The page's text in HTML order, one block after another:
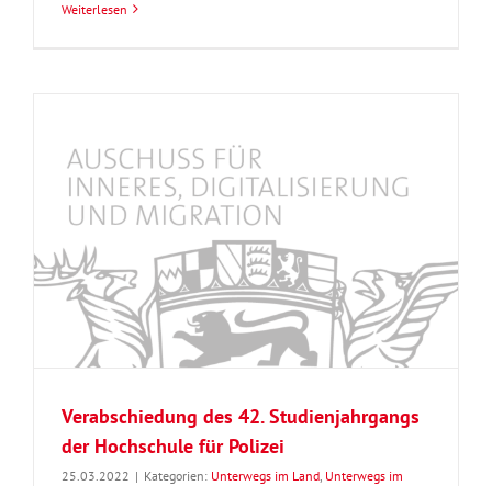
Weiterlesen
Verabschiedung des 42. Studienjahrgangs
der Hochschule für Polizei
25.03.2022 | Kategorien: Unterwegs im Land, Unterwegs im